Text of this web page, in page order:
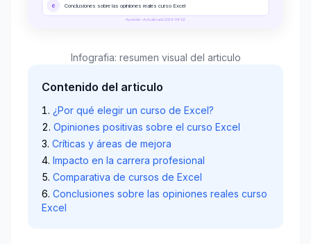
6 Conclusiones sobre las opiniones reales curso Excel
Aprende - Actualizado 2026-04-02
Infografia: resumen visual del articulo
Contenido del articulo
¿Por qué elegir un curso de Excel?
Opiniones positivas sobre el curso Excel
Críticas y áreas de mejora
Impacto en la carrera profesional
Comparativa de cursos de Excel
Conclusiones sobre las opiniones reales curso
Excel